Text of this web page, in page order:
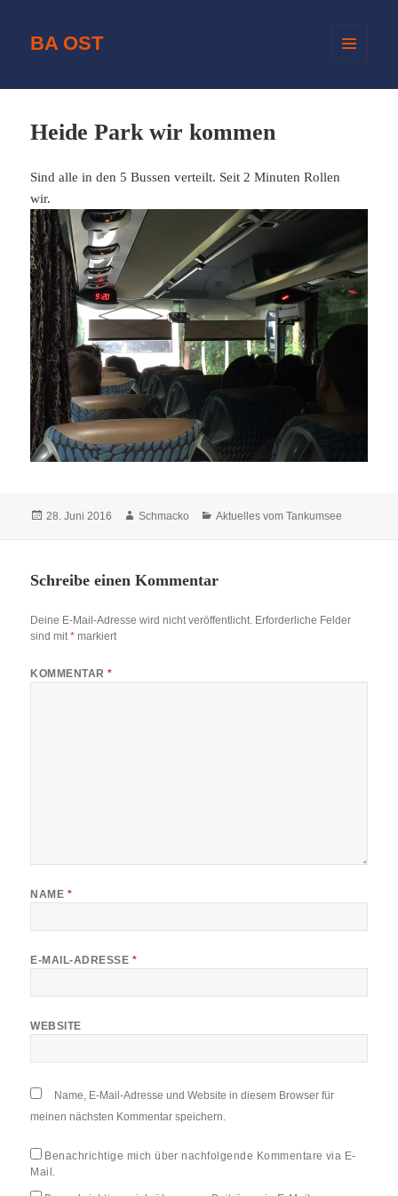
BA OST
WIDGETS
Heide Park wir kommen
Sind alle in den 5 Bussen verteilt. Seit 2 Minuten Rollen
wir.
Veröffentlicht
28. Juni 2016 Autor
Schmacko Kategorien
Aktuelles vom Tankumsee
Schreibe einen Kommentar
Deine E-Mail-Adresse wird nicht veröffentlicht. Erforderliche Felder
sind mit* markiert
KOMMENTAR*
NAME *
E-MAIL-ADRESSE *
WEBSITE
Name, E-Mail-Adresse und Website in diesem Browser für
meinen nächsten Kommentar speichern.
Benachrichtige mich über nachfolgende Kommentare via E-
Mail.